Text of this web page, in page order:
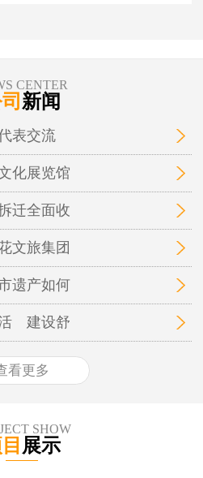
资建设项目融资实施平台，
为保障性安居工程和城市基
运城市中心城区棚户区改
造、城中村改造等保障性安
居工程及市政基础设施、地
下管廊开发建设和投融资业
务。
CENTER
新闻
表交流
化展览馆
迁全面收
文旅集团
遗产如何
活 建设舒
看更多
SHOW
展示